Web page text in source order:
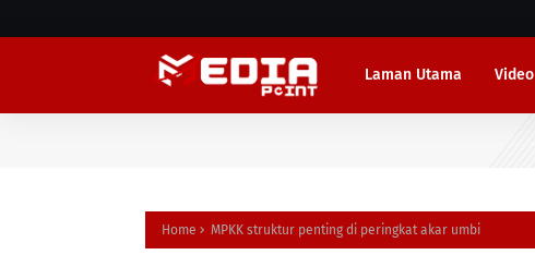
Laman Utama Video
Home MPKK struktur penting di peringkat akar umbi